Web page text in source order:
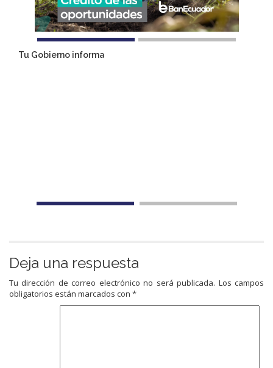
Tu Gobierno informa
Deja una respuesta
Tu dirección de correo electrónico no será publicada. Los campos
obligatorios están marcados con *